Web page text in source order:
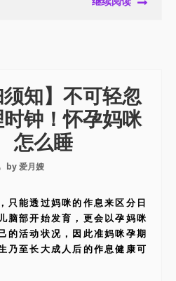
须知】不可轻忽
钟！怀孕妈咪
怎么睡
by 爱月嫂
只能透过妈咪的作息来区分日
脑部开始发育，更会以孕妈咪
的活动状况，因此准妈咪孕期
乃至长大成人后的作息健康可